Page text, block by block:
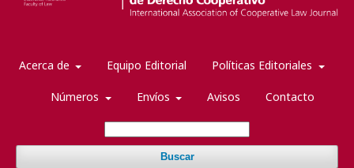
Acerca de Equipo Editorial Políticas Editoriales
Números Envíos Avisos Contacto
Buscar